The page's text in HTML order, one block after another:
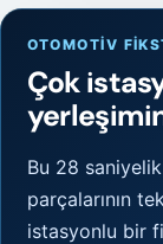
OTOMOTIV
Çok
Bu 28
parçalarının
istasyonlu bir